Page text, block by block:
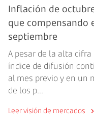
Inflación de
que compensando
septiembre
A pesar de la alta
índice de difusión
al mes previo y en un
de los p...
Leer visión de mercados